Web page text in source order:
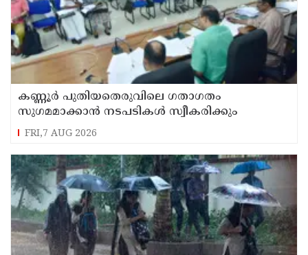
കണ്ണൂർ പുതിയതെരുവിലെ ഗതാഗതം
സുഗമമാക്കാന്‍ നടപടികള്‍ സ്വീകരിക്കും
FRI,7 AUG 2026